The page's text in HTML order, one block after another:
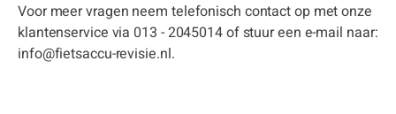
Voor meer vragen neem telefonisch contact op met onze
klantenservice via 013 - 2045014 of stuur een e-mail naar:
info@fietsaccu-revisie.nl.